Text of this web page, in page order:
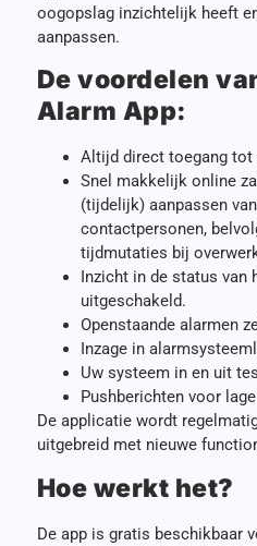
oogopslag inzichtelijk heeft
aanpassen.
De voordelen
Alarm App:
Altijd direct toegang tot
Snel makkelijk online
(tijdelijk) aanpassen
contactpersonen,
tijdmutaties bij
Inzicht in de status van
uitgeschakeld.
Openstaande alarmen
Inzage in
Uw systeem in en uit
Pushberichten voor
De applicatie wordt
uitgebreid met nieuwe
Hoe werkt het?
De app is gratis beschikbaar